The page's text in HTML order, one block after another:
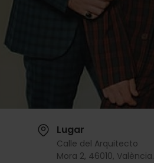
Lugar
Calle del Arquitecto
Mora 2, 46010, València.